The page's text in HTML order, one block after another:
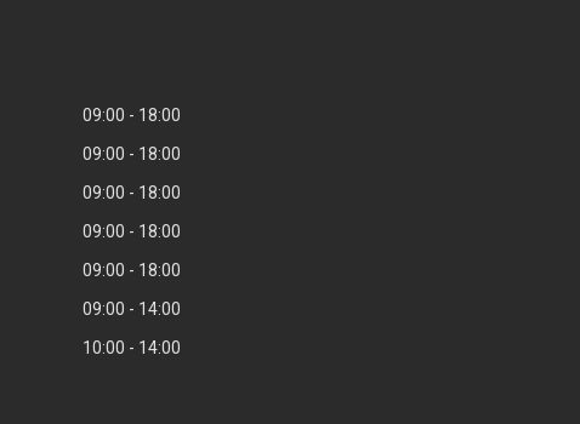
09:00
18:00
09:00
18:00
09:00
18:00
09:00
18:00
09:00
18:00
09:00
14:00
10:00 14:00